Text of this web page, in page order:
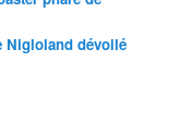
Nigloland dévoilé